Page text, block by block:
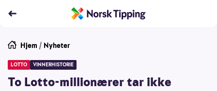
Hjem / Nyheter
LOTTO VINNERHISTORIE
To Lotto-millionærer tar ikke